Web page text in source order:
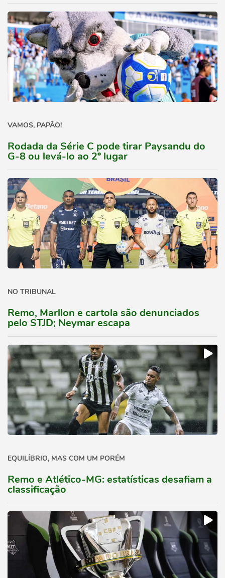
VAMOS, PAPÃO!
Rodada da Série C pode tirar Paysandu do
G-8 ou levá-lo ao 2º lugar
NO TRIBUNAL
Remo, Marllon e cartola são denunciados
pelo STJD; Neymar escapa
EQUILÍBRIO, MAS COM UM PORÉM
Remo e Atlético-MG: estatísticas desafiam a
classificação